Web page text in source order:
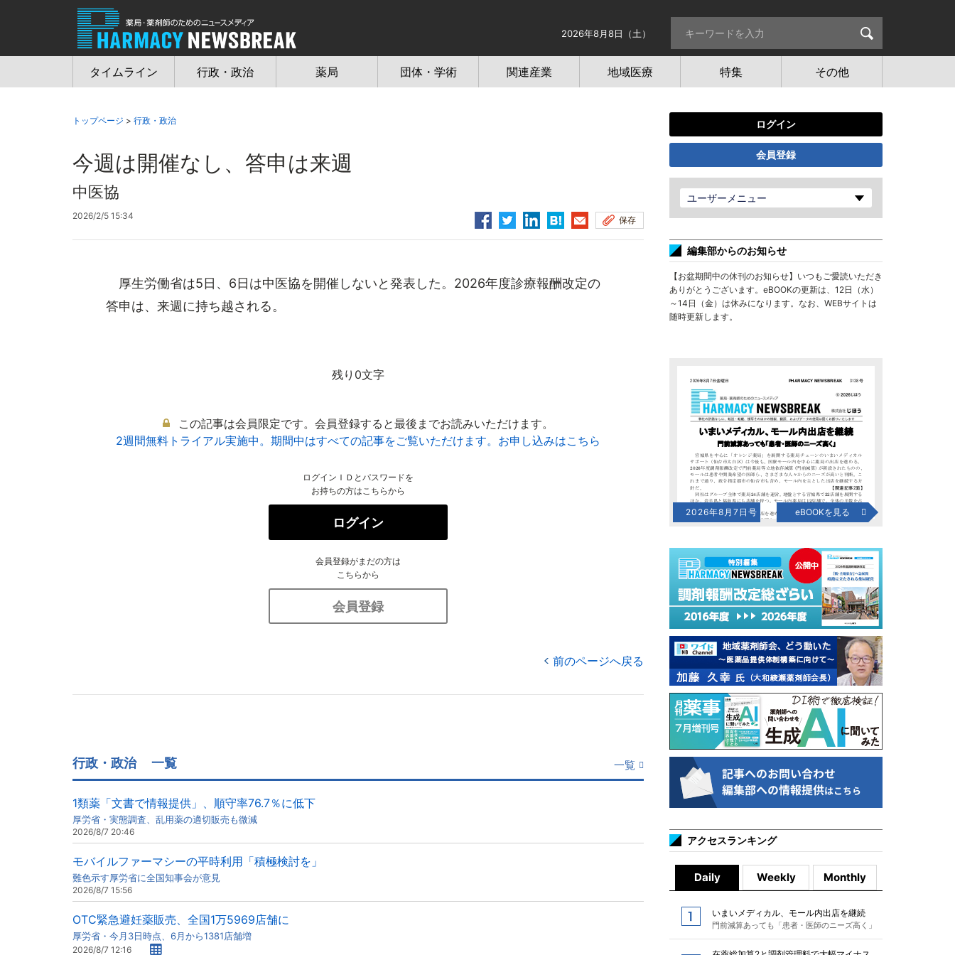
2026年8月8日（土）
タイムライン 行政・政治 薬局 団体・学術 関連産業 地域医療 特集 その他
トップページ > 行政・政治
今週は開催なし、答申は来週
中医協
2026/2/5 15:34 保存
厚生労働省は5日、6日は中医協を開催しないと発表した。2026年度診療報酬改定の
答申は、来週に持ち越される。
残り0文字
この記事は会員限定です。会員登録すると最後までお読みいただけます。
2週間無料トライアル実施中。期間中はすべての記事をご覧いただけます。お申し込みはこちら
ログインＩＤとパスワードを
お持ちの方はこちらから
ログイン
会員登録がまだの方は
こちらから
会員登録
前のページへ戻る
行政・政治 一覧 一覧
1類薬「文書で情報提供」、順守率76.7％に低下
厚労省・実態調査、乱用薬の適切販売も微減
2026/8/7 20:46
モバイルファーマシーの平時利用「積極検討を」
難色示す厚労省に全国知事会が意見
2026/8/7 15:56
OTC緊急避妊薬販売、全国1万5969店舗に
厚労省・今月3日時点、6月から1381店舗増
2026/8/7 12:16
ログイン
会員登録
ユーザーメニュー
編集部からのお知らせ
【お盆期間中の休刊のお知らせ】いつもご愛読いただき
ありがとうございます。eBOOKの更新は、12日（水）
～14日（金）は休みになります。なお、WEBサイトは
随時更新します。
2026年8月7日号 eBOOKを見る
アクセスランキング
Daily Weekly Monthly
いまいメディカル、モール内出店を継続
門前減算あっても「患者・医師のニーズ高く」